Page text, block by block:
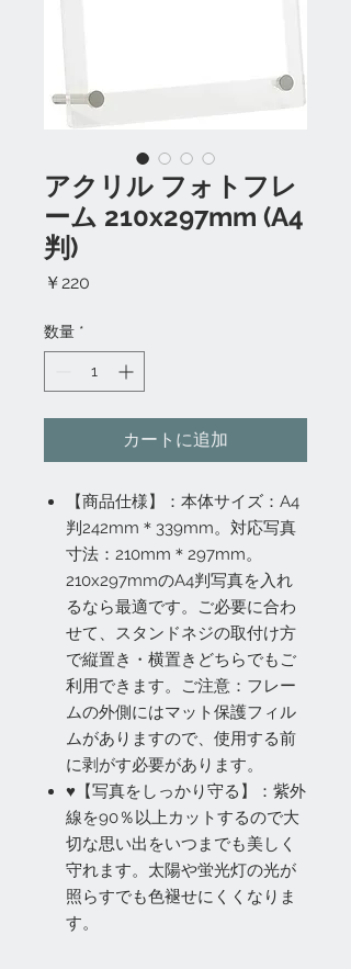
アクリル フォトフレ
ーム 210x297mm (A4
判)
￥220
数量 *
カートに追加
【商品仕様】：本体サイズ：A4
判242mm＊339mm。対応写真
寸法：210mm＊297mm。
210x297mmのA4判写真を入れ
るなら最適です。ご必要に合わ
せて、スタンドネジの取付け方
で縦置き・横置きどちらでもご
利用できます。ご注意：フレー
ムの外側にはマット保護フィル
ムがありますので、使用する前
に剥がす必要があります。
♥【写真をしっかり守る】：紫外
線を90％以上カットするので大
切な思い出をいつまでも美しく
守れます。太陽や蛍光灯の光が
照らすでも色褪せにくくなりま
す。